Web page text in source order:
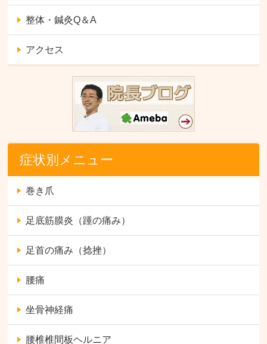
整体・鍼灸Q＆A
アクセス
症状別メニュー
巻き爪
足底筋膜炎（踵の痛み）
足首の痛み（捻挫）
腰痛
坐骨神経痛
腰椎椎間板ヘルニア